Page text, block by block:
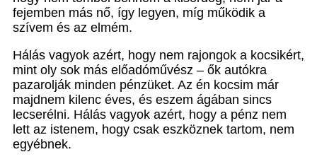
fejemben más nő, így legyen, míg működik a
szívem és az elmém.
Hálás vagyok azért, hogy nem rajongok a kocsikért,
mint oly sok más előadóművész – ők autókra
pazarolják minden pénzüket. Az én kocsim már
majdnem kilenc éves, és eszem ágában sincs
lecserélni. Hálás vagyok azért, hogy a pénz nem
lett az istenem, hogy csak eszköznek tartom, nem
egyébnek.